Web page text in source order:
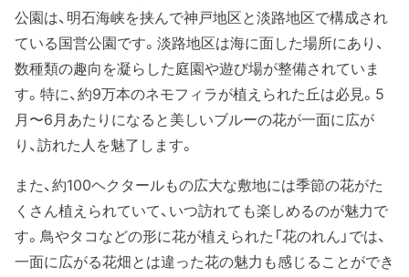
公園は、明石海峡を挟んで神戸地区と淡路地区で構成され
ている国営公園です。淡路地区は海に面した場所にあり、
数種類の趣向を凝らした庭園や遊び場が整備されていま
す。特に、約9万本のネモフィラが植えられた丘は必見。5
月〜6月あたりになると美しいブルーの花が一面に広が
り、訪れた人を魅了します。
また、約100ヘクタールもの広大な敷地には季節の花がた
くさん植えられていて、いつ訪れても楽しめるのが魅力で
す。鳥やタコなどの形に花が植えられた「花のれん」では、
一面に広がる花畑とは違った花の魅力も感じることができ